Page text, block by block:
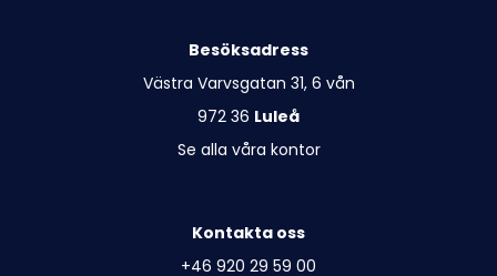
Besöksadress
Västra Varvsgatan 31, 6 vån
972 36 Luleå
Se alla våra kontor
Kontakta oss
+46 920 29 59 00